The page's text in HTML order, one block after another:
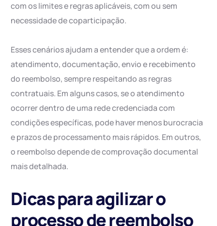
com os limites e regras aplicáveis, com ou sem
necessidade de coparticipação.
Esses cenários ajudam a entender que a ordem é:
atendimento, documentação, envio e recebimento
do reembolso, sempre respeitando as regras
contratuais. Em alguns casos, se o atendimento
ocorrer dentro de uma rede credenciada com
condições específicas, pode haver menos burocracia
e prazos de processamento mais rápidos. Em outros,
o reembolso depende de comprovação documental
mais detalhada.
Dicas para agilizar o
processo de reembolso